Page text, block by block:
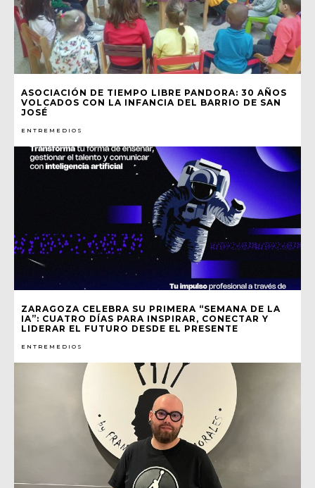
ASOCIACIÓN DE TIEMPO LIBRE PANDORA: 30 AÑOS
VOLCADOS CON LA INFANCIA DEL BARRIO DE SAN
JOSÉ
ENTREMEDIOS
ZARAGOZA CELEBRA SU PRIMERA “SEMANA DE LA
IA”: CUATRO DÍAS PARA INSPIRAR, CONECTAR Y
LIDERAR EL FUTURO DESDE EL PRESENTE
ENTREMEDIOS